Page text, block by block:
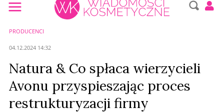
PRODUCENCI
04.12.2024 14:32
Natura & Co spłaca wierzycieli
Avonu przyspieszając proces
restrukturyzacji firmy